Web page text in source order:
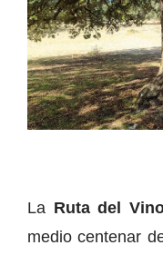
La Ruta del
medio centenar